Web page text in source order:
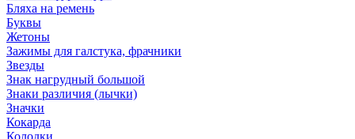
Бляха на ремень
Буквы
Жетоны
Зажимы для галстука, фрачники
Звезды
Знак нагрудный большой
Знаки различия (лычки)
Значки
Кокарда
Колодки